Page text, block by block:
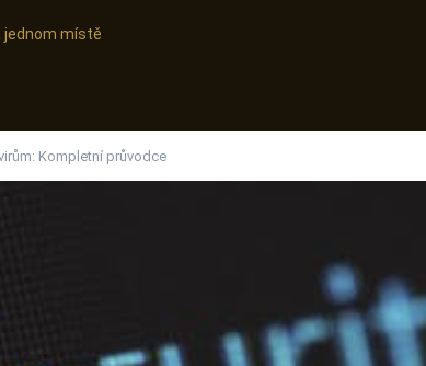
jednom místě
Kompletní průvodce